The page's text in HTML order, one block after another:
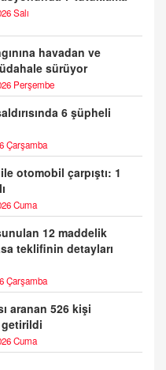
Salı
havadan ve
sürüyor
Perşembe
6 şüpheli
Çarşamba
otomobil çarpıştı: 1
Cuma
12 maddelik
teklifinin detayları
Çarşamba
aranan 526 kişi
Cuma